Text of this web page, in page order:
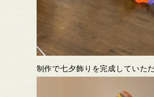
制作で七夕飾りを完成していた